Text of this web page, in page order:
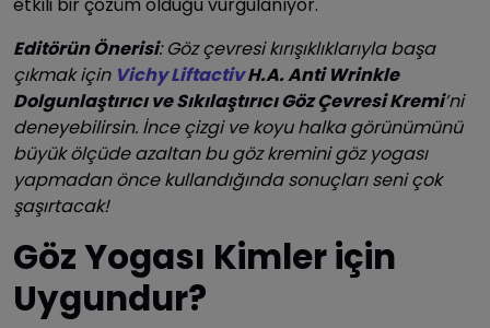
Editörün Önerisi: Göz çevresi kırışıklıklarıyla başa
çıkmak için Vichy LiftactivH.A. Anti Wrinkle
Dolgunlaştırıcı ve Sıkılaştırıcı Göz Çevresi Kremi’ni
deneyebilirsin. İnce çizgi ve koyu halka görünümünü
büyük ölçüde azaltan bu göz kremini göz yogası
yapmadan önce kullandığında sonuçları seni çok
şaşırtacak!
Göz Yogası Kimler için
Uygundur?